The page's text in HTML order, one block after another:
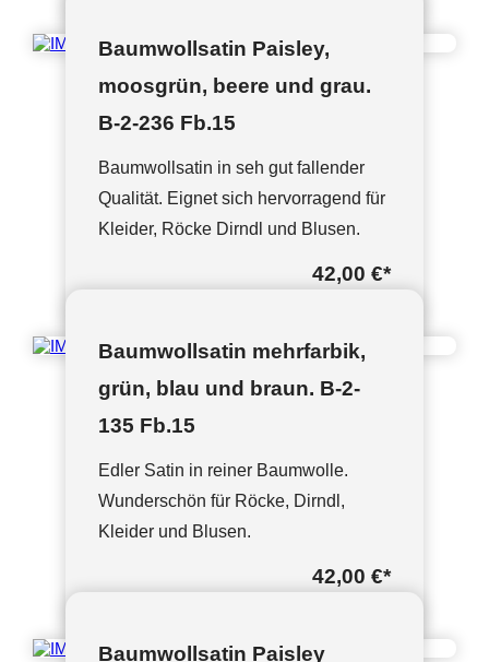
Baumwollsatin Paisley,
moosgrün, beere und grau.
B-2-236 Fb.15
Baumwollsatin in seh gut fallender
Qualität. Eignet sich hervorragend für
Kleider, Röcke Dirndl und Blusen.
42,00 €*
Baumwollsatin mehrfarbik,
grün, blau und braun. B-2-
135 Fb.15
Edler Satin in reiner Baumwolle.
Wunderschön für Röcke, Dirndl,
Kleider und Blusen.
42,00 €*
Baumwollsatin Paisley